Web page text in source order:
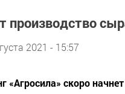
производство
2021 - 15:57
«Агросила» скоро